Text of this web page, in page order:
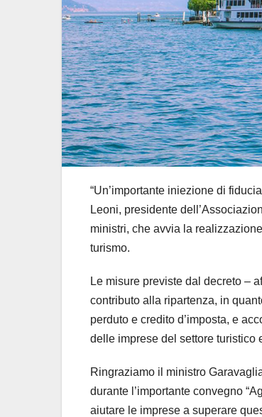
“Un’importante iniezione di
Leoni, presidente
ministri, che avvia la
turismo.
Le misure previste dal decreto –
contributo alla ripartenza, in
perduto e credito d’imposta, e
delle imprese del settore turistico
Ringraziamo il ministro
durante l’importante convegno
aiutare le imprese a superare